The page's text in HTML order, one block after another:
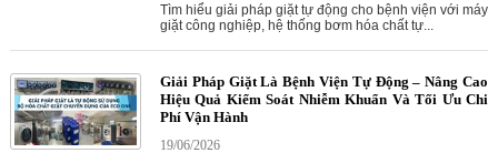
Tìm hiểu giải pháp giặt tự động cho bệnh viện với máy
giặt công nghiệp, hệ thống bơm hóa chất tự...
Giải Pháp Giặt Là Bệnh Viện Tự Động – Nâng Cao
Hiệu Quả Kiểm Soát Nhiễm Khuẩn Và Tối Ưu Chi
Phí Vận Hành
19/06/2026